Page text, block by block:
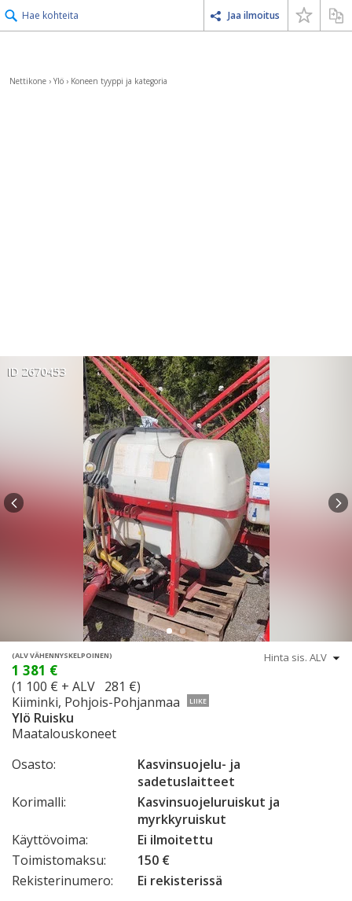
Hae kohteita Jaa ilmoitus
Nettikone › Ylö › Koneen tyyppi ja kategoria
ID 2670453
(ALV VÄHENNYSKELPOINEN)
1 381 €
(1 100 € + ALV 281 €)
Kiiminki, Pohjois-Pohjanmaa
LIIKE
Ylö Ruisku
Maatalouskoneet
Osasto:
Kasvinsuojelu- ja
sadetuslaitteet
Korimalli:
Kasvinsuojeluruiskut ja
myrkkyruiskut
Käyttövoima:
Ei ilmoitettu
Toimistomaksu:
150 €
Rekisterinumero:
Ei rekisterissä